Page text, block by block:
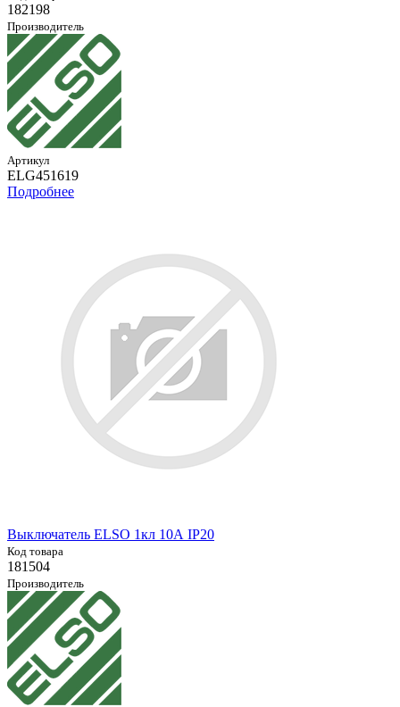
182198
Производитель
Артикул
ELG451619
Подробнее
Выключатель ELSO 1кл 10А IP20
Код товара
181504
Производитель